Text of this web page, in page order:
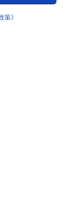
策》